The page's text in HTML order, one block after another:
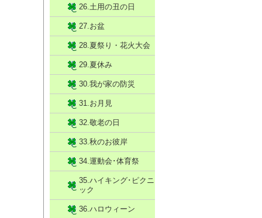
26.土用の丑の日
27.お盆
28.夏祭り・花火大会
29.夏休み
30.我が家の防災
31.お月見
32.敬老の日
33.秋のお彼岸
34.運動会･体育祭
35.ハイキング･ピクニ
ック
36.ハロウィーン